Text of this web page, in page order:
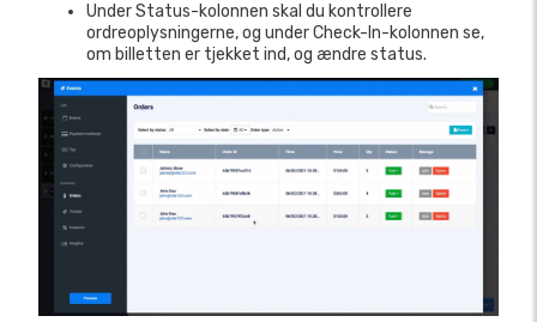
Under Status-kolonnen skal du kontrollere
ordreoplysningerne, og under Check-In-kolonnen se,
om billetten er tjekket ind, og ændre status.